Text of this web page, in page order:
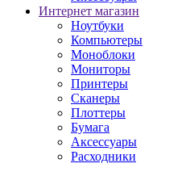
Интернет магазин
Ноутбуки
Компьютеры
Моноблоки
Мониторы
Принтеры
Сканеры
Плоттеры
Бумага
Аксессуары
Расходники